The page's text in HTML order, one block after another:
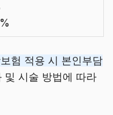
험 적용 시 본인부담
및 시술 방법에 따라